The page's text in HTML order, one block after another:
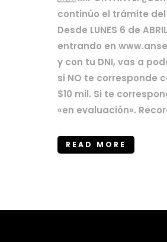
continúo el trámite del
Desde LUNES 6 de
entrando en
y con tu DNI, vas a
si NO te corresponde
$10 mil. Si te
«en evaluación».
READ MORE